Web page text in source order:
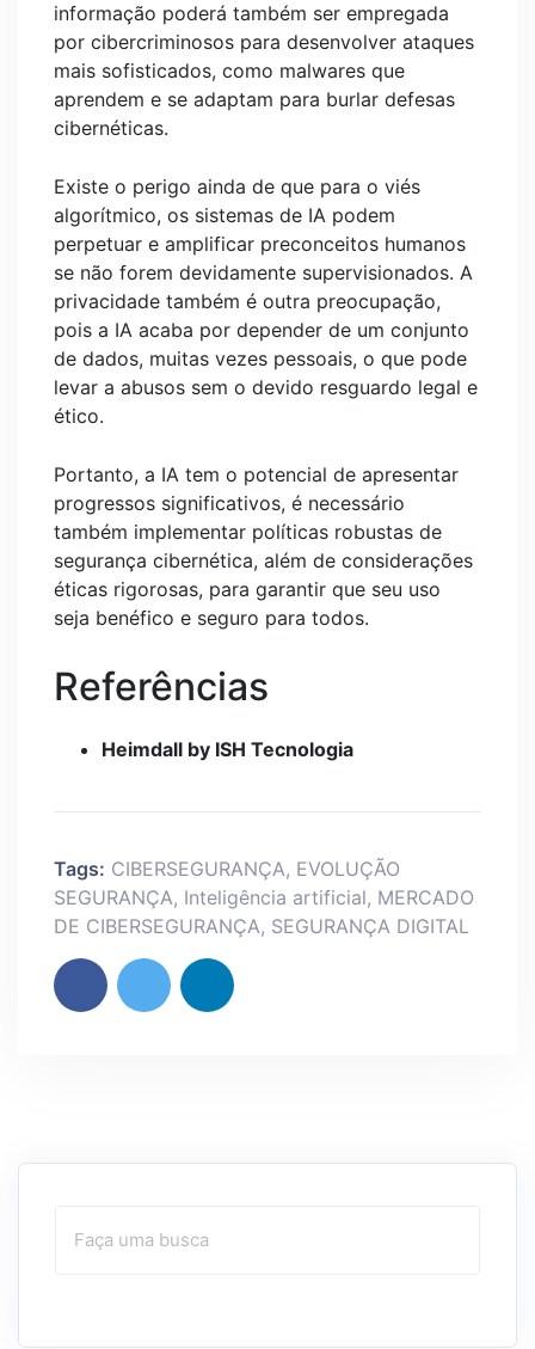
informação poderá também ser empregada
por cibercriminosos para desenvolver ataques
mais sofisticados, como malwares que
aprendem e se adaptam para burlar defesas
cibernéticas.
Existe o perigo ainda de que para o viés
algorítmico, os sistemas de IA podem
perpetuar e amplificar preconceitos humanos
se não forem devidamente supervisionados. A
privacidade também é outra preocupação,
pois a IA acaba por depender de um conjunto
de dados, muitas vezes pessoais, o que pode
levar a abusos sem o devido resguardo legal e
ético.
Portanto, a IA tem o potencial de apresentar
progressos significativos, é necessário
também implementar políticas robustas de
segurança cibernética, além de considerações
éticas rigorosas, para garantir que seu uso
seja benéfico e seguro para todos.
Referências
Heimdall by ISH Tecnologia
Tags: CIBERSEGURANÇA, EVOLUÇÃO
SEGURANÇA, Inteligência artificial, MERCADO
DE CIBERSEGURANÇA, SEGURANÇA DIGITAL